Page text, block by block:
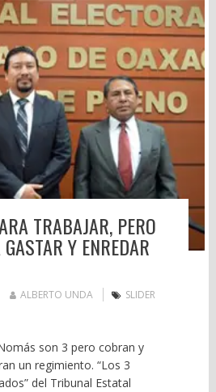
TRABAJAR, PERO
Y ENREDAR
ALBERTO UNDA
SLIDER
son 3 pero cobran y
un regimiento. “Los 3
del Tribunal Estatal